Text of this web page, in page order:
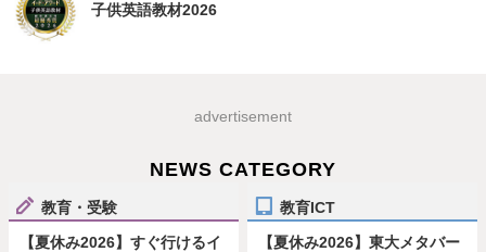
子供英語教材2026
advertisement
NEWS CATEGORY
教育・受験
【夏休み2026】すぐ行けるイ
教育ICT
【夏休み2026】東大メタバー